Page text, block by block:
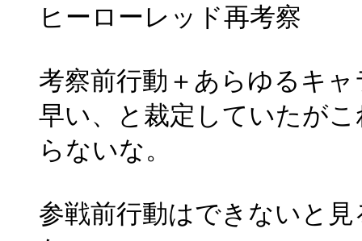
ヒーローレッド再考察
考察前行動＋あらゆるキ
早い、と裁定していたが
らないな。
参戦前行動はできないと